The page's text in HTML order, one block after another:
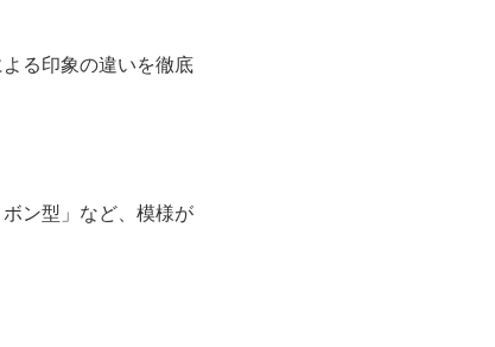
る印象の違いを徹底
ン型」など、模様が